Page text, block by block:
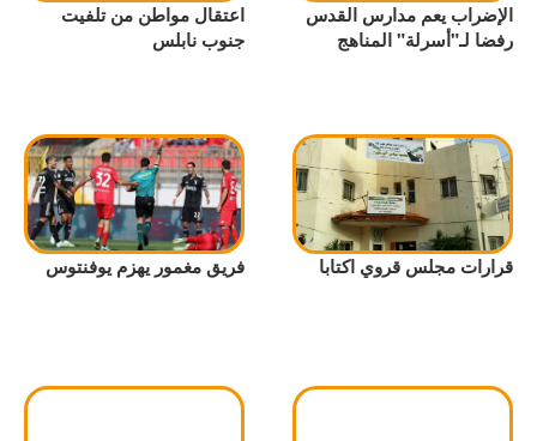
الإضراب يعم مدارس القدس
رفضا لـ"أسرلة" المناهج
اعتقال مواطن من تلفيت
جنوب نابلس
قرارات مجلس قروي اكتابا فريق مغمور يهزم يوفنتوس